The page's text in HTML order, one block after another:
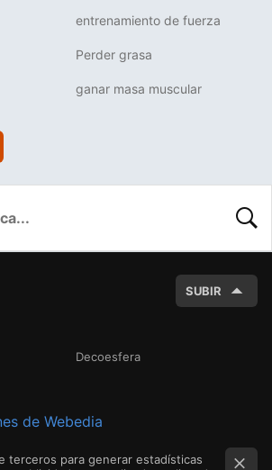
entrenamiento de fuerza
Perder grasa
ganar masa muscular
SUBIR
Decoesfera
de Webedia
terceros para generar estadísticas